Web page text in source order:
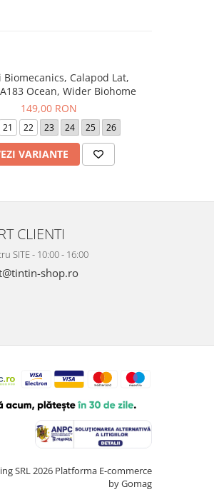
Biomecanics, Calapod Lat,
Ocean, Wider Biohome
149,00 RON
21 22 23 24 25 26
VARIANTE
CLIENTI
SITE - 10:00 - 16:00
shop.ro
SRL 2026 Platforma E-commerce
by Gomag